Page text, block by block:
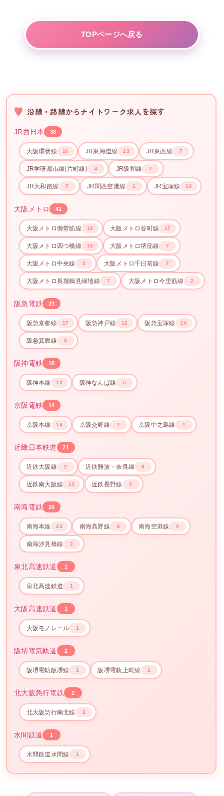
TOPページへ戻る
沿線・路線からナイトワーク求人を探す
JR西日本 38
大阪環状線 16 JR東海道線 13 JR東西線 7
JR学研都市線(片町線) 4 JR阪和線 7
JR大和路線 7 JR関西空港線 1 JR宝塚線 10
大阪メトロ 41
大阪メトロ御堂筋線 19 大阪メトロ谷町線 17
大阪メトロ四つ橋線 18 大阪メトロ堺筋線 7
大阪メトロ中央線 5 大阪メトロ千日前線 7
大阪メトロ長堀鶴見緑地線 7 大阪メトロ今里筋線 2
阪急電鉄 23
阪急京都線 17 阪急神戸線 12 阪急宝塚線 16
阪急箕面線 3
阪神電鉄 18
阪神本線 13 阪神なんば線 5
京阪電鉄 14
京阪本線 14 京阪交野線 1 京阪中之島線 1
近畿日本鉄道 21
近鉄大阪線 2 近鉄難波・奈良線 6
近鉄南大阪線 13 近鉄長野線 3
南海電鉄 26
南海本線 24 南海高野線 8 南海空港線 9
南海汐見橋線 2
泉北高速鉄道 1
泉北高速鉄道 1
大阪高速鉄道 1
大阪モノレール 1
阪堺電気軌道 2
阪堺電軌阪堺線 1 阪堺電軌上町線 1
北大阪急行電鉄 2
北大阪急行南北線 2
水間鉄道 1
水間鉄道水間線 1